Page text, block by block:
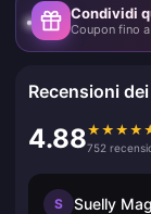
Condividi
Recensioni
4.88★ ★ ★ ★
752
S Suelly